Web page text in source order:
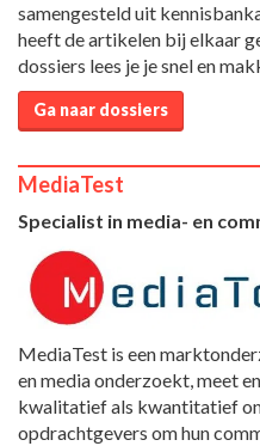
samengesteld uit
heeft de artikelen bij elkaar
dossiers lees je je snel en
Ga naar dossiers
MediaTest
Specialist in media- en
MediaTest is een
en media onderzoekt, meet
kwalitatief als kwantitatief
opdrachtgevers om hun